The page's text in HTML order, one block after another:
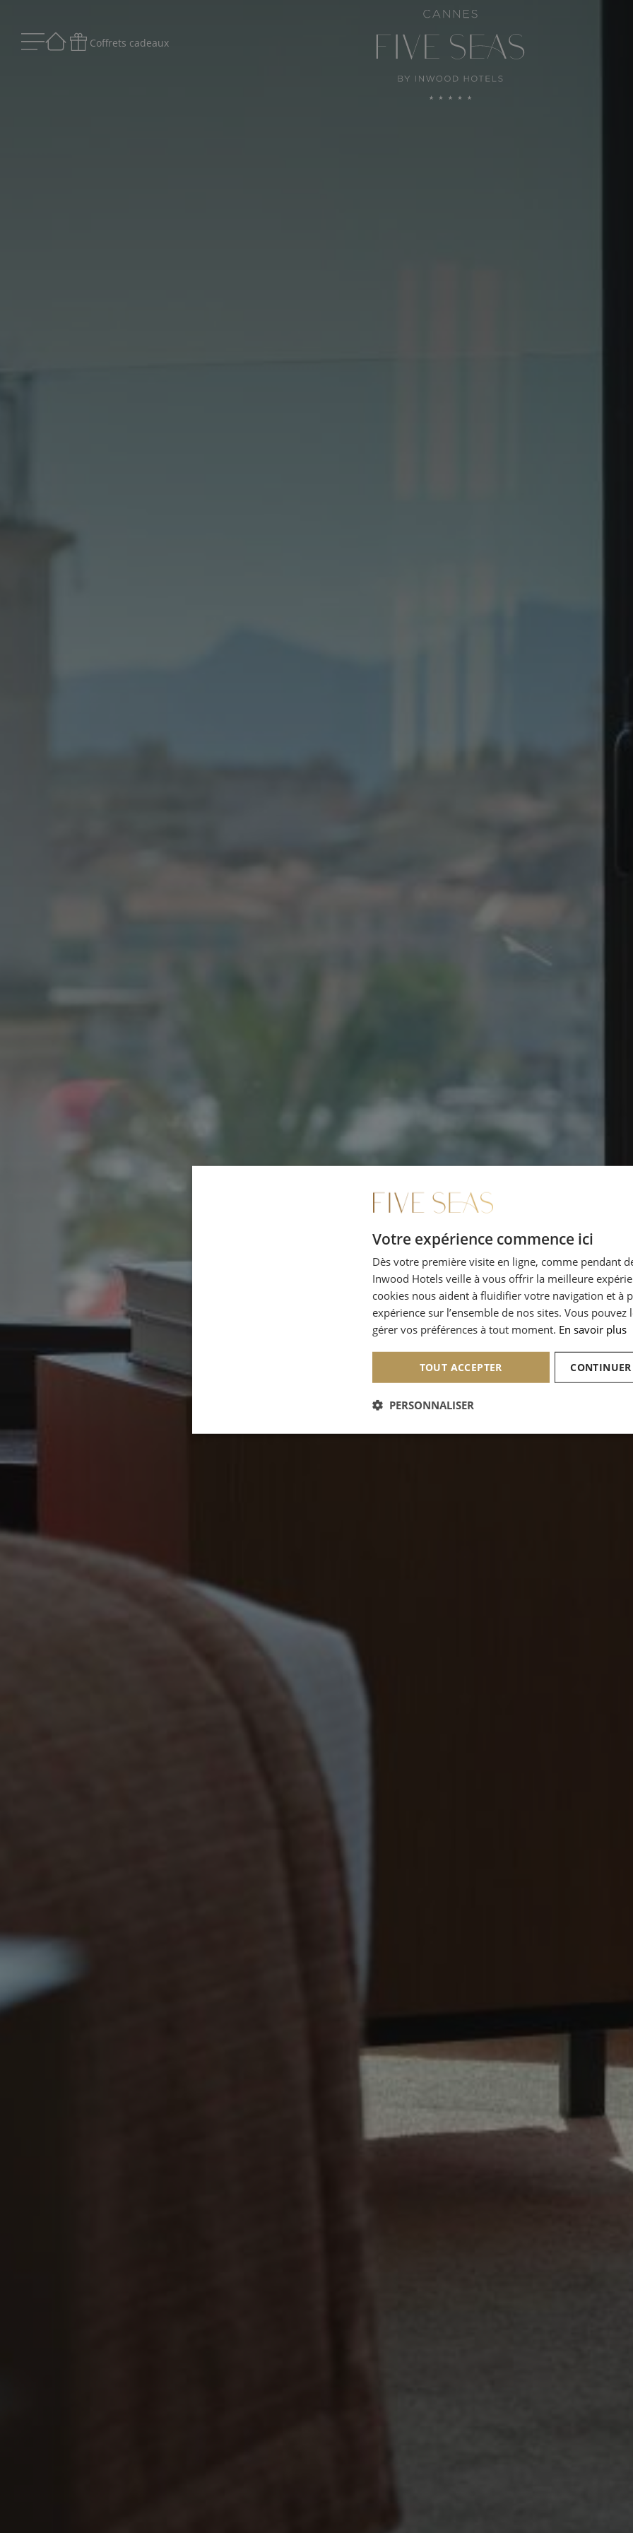
Coffrets cadeaux
Votre expérience commence ici
Dès votre première visite en ligne, comme pendant
Inwood Hotels veille à vous offrir la meilleure
cookies nous aident à fluidifier votre navigation et à
expérience sur l’ensemble de nos sites. Vous pouvez
gérer vos préférences à tout moment. En savoir plus
TOUT ACCEPTER CONTINUER
PERSONNALISER